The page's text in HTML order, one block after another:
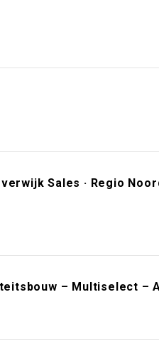
Sales · Regio
– Multiselect –